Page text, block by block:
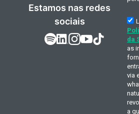
Estamos nas redes
sociais